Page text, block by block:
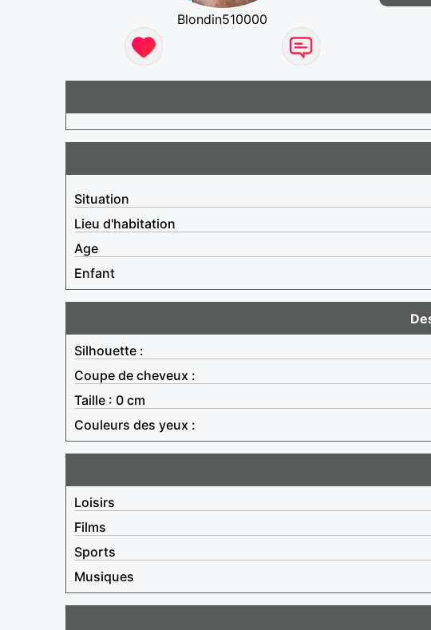
Blondin510000
Situation
Lieu d'habitation
Age
Enfant
Silhouette :
Coupe de cheveux :
Taille : 0 cm
Couleurs des yeux :
Loisirs
Films
Sports
Musiques